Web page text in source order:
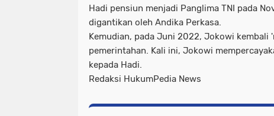
Hadi pensiun menjadi Panglima TNI pada
digantikan oleh Andika Perkasa.
Kemudian, pada Juni 2022, Jokowi kembali
pemerintahan. Kali ini, Jokowi
kepada Hadi.
Redaksi HukumPedia News